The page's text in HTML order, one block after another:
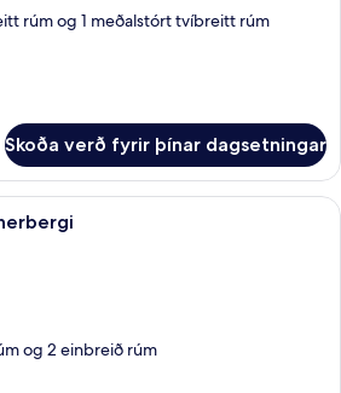
rúm og 1 meðalstórt tvíbreitt rúm
Skoða verð fyrir þínar dagsetningar
Deluxe-íbúð - 2 svefnherbergi |
og 2 einbreið rúm